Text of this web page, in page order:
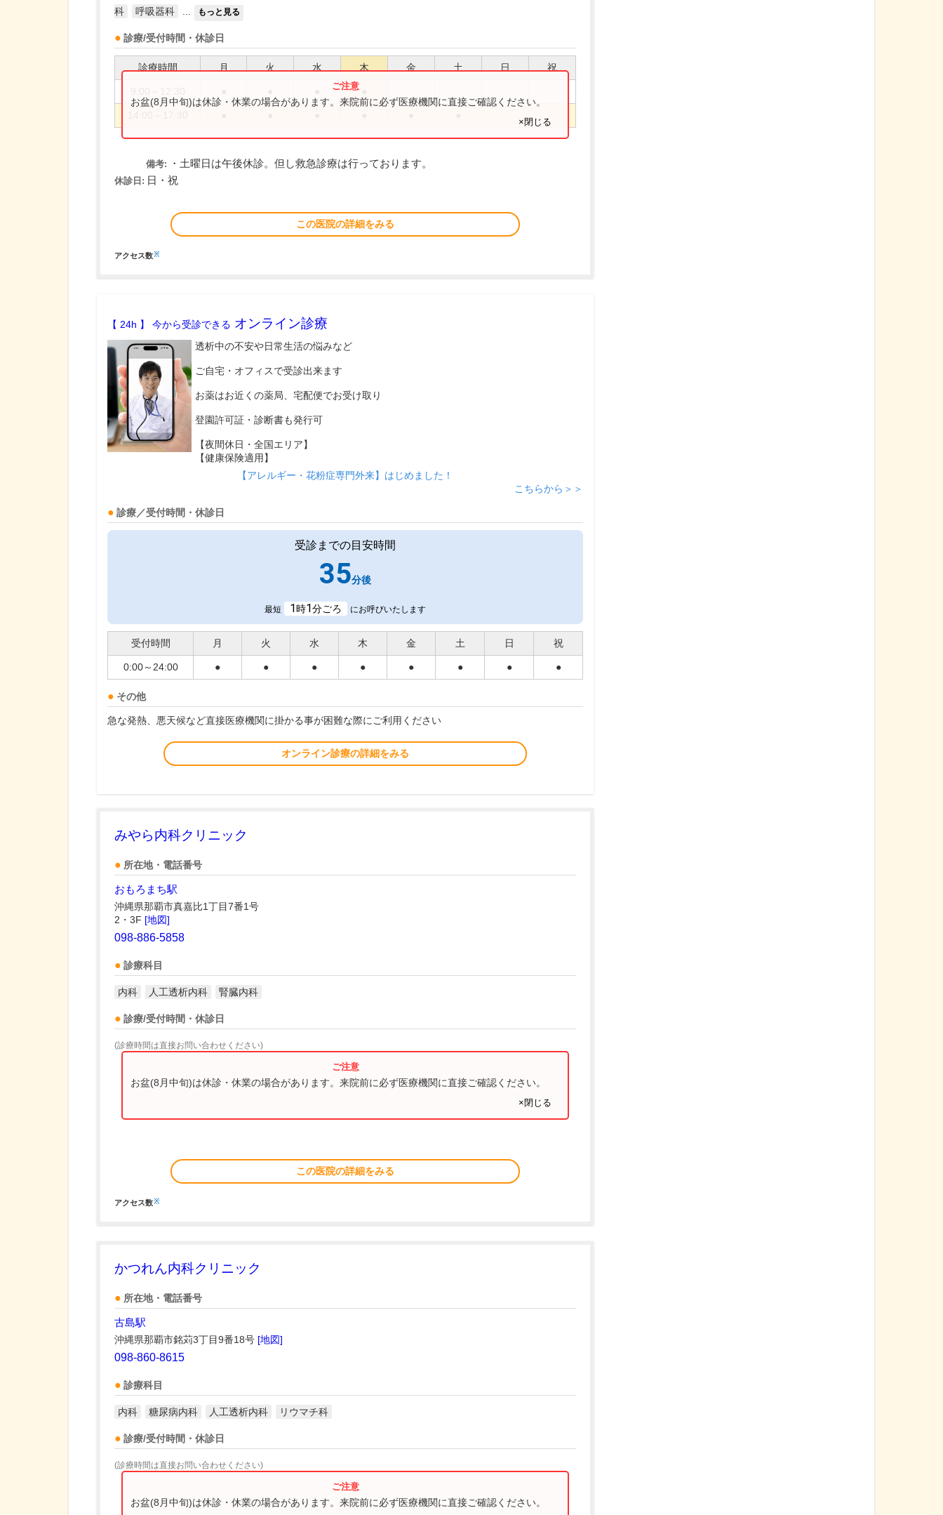
科
呼吸器科 もっと見る
診療/受付時間・休診日
診療時間 月 火 水 木 金 土 日 祝
お盆(8月中旬)は休診・休業の場合があります。来院前に必ず医療機関に直接ご確認ください。
×閉じる
備考: ・土曜日は午後休診。但し救急診療は行っております。
休診日: 日・祝
この医院の詳細をみる
アクセス数※
【 24h 】 今から受診できる オンライン診療
透析中の不安や日常生活の悩みなど
ご自宅・オフィスで受診出来ます
お薬はお近くの薬局、宅配便でお受け取り
登園許可証・診断書も発行可
【夜間休日・全国エリア】
【健康保険適用】
【アレルギー・花粉症専門外来】はじめました！
こちらから＞＞
診療／受付時間・休診日
受診までの目安時間
35分後
最短 1時1分ごろ にお呼びいたします
受付時間 月 火 水 木 金 土 日 祝
0:00～24:00 ● ● ● ● ● ● ● ●
その他
急な発熱、悪天候など直接医療機関に掛かる事が困難な際にご利用ください
オンライン診療の詳細をみる
みやら内科クリニック
所在地・電話番号
おもろまち駅
沖縄県那覇市真嘉比1丁目7番1号
2・3F [地図]
098-886-5858
診療科目
内科 人工透析内科 腎臓内科
診療/受付時間・休診日
(診療時間は直接お問い合わせください)
お盆(8月中旬)は休診・休業の場合があります。来院前に必ず医療機関に直接ご確認ください。
×閉じる
この医院の詳細をみる
アクセス数※
かつれん内科クリニック
所在地・電話番号
古島駅
沖縄県那覇市銘苅3丁目9番18号 [地図]
098-860-8615
診療科目
内科 糖尿病内科 人工透析内科 リウマチ科
診療/受付時間・休診日
(診療時間は直接お問い合わせください)
お盆(8月中旬)は休診・休業の場合があります。来院前に必ず医療機関に直接ご確認ください。